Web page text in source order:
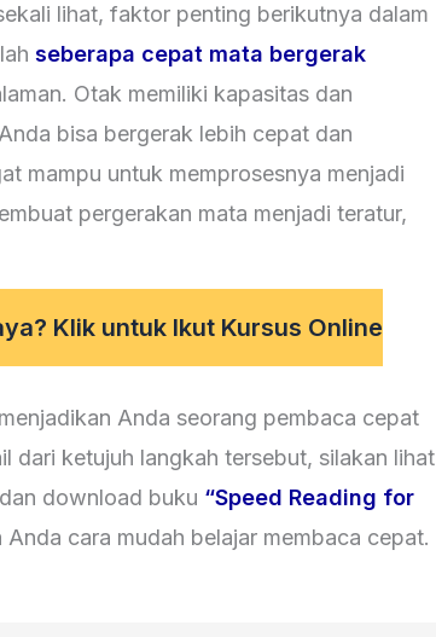
lihat, faktor penting berikutnya dalam
seberapa cepat mata bergerak
Otak memiliki kapasitas dan
bisa bergerak lebih cepat dan
mampu untuk memprosesnya menjadi
pergerakan mata menjadi teratur,
Klik untuk Ikut Kursus Online
Anda seorang pembaca cepat
dari ketujuh langkah tersebut, silakan lihat
download buku “Speed Reading for
cara mudah belajar membaca cepat.